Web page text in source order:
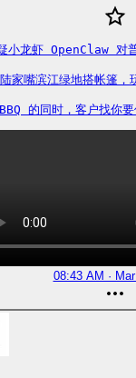
小龙虾 OpenClaw 对
家嘴滨江绿地搭帐篷
BBQ 的同时，客户
08:43 AM ·